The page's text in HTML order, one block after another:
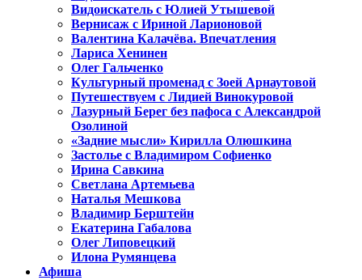
Видоискатель с Юлией Утышевой
Вернисаж с Ириной Ларионовой
Валентина Калачёва. Впечатления
Лариса Хенинен
Олег Гальченко
Культурный променад с Зоей Арнаутовой
Путешествуем с Лидией Винокуровой
Лазурный Берег без пафоса с Александрой
Озолиной
«Задние мысли» Кирилла Олюшкина
Застолье с Владимиром Софиенко
Ирина Савкина
Светлана Артемьева
Наталья Мешкова
Владимир Берштейн
Екатерина Габалова
Олег Липовецкий
Илона Румянцева
Афиша